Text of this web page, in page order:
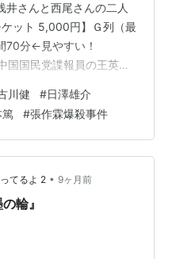
井さんと西尾さんの二人
ット 5,000円】Ｇ列（最
70分←見やすい！
国国民党諜報員の王英三
件って学校で習った？
と「導火線」を観るけ
火線、 IGNITION、誘
三兄弟って…『導火線』
和3年）6月。諸勢力の
川健 #日澤雄介
#張作霖爆殺事件
てるよ 2 • 9ヶ月前
輪』